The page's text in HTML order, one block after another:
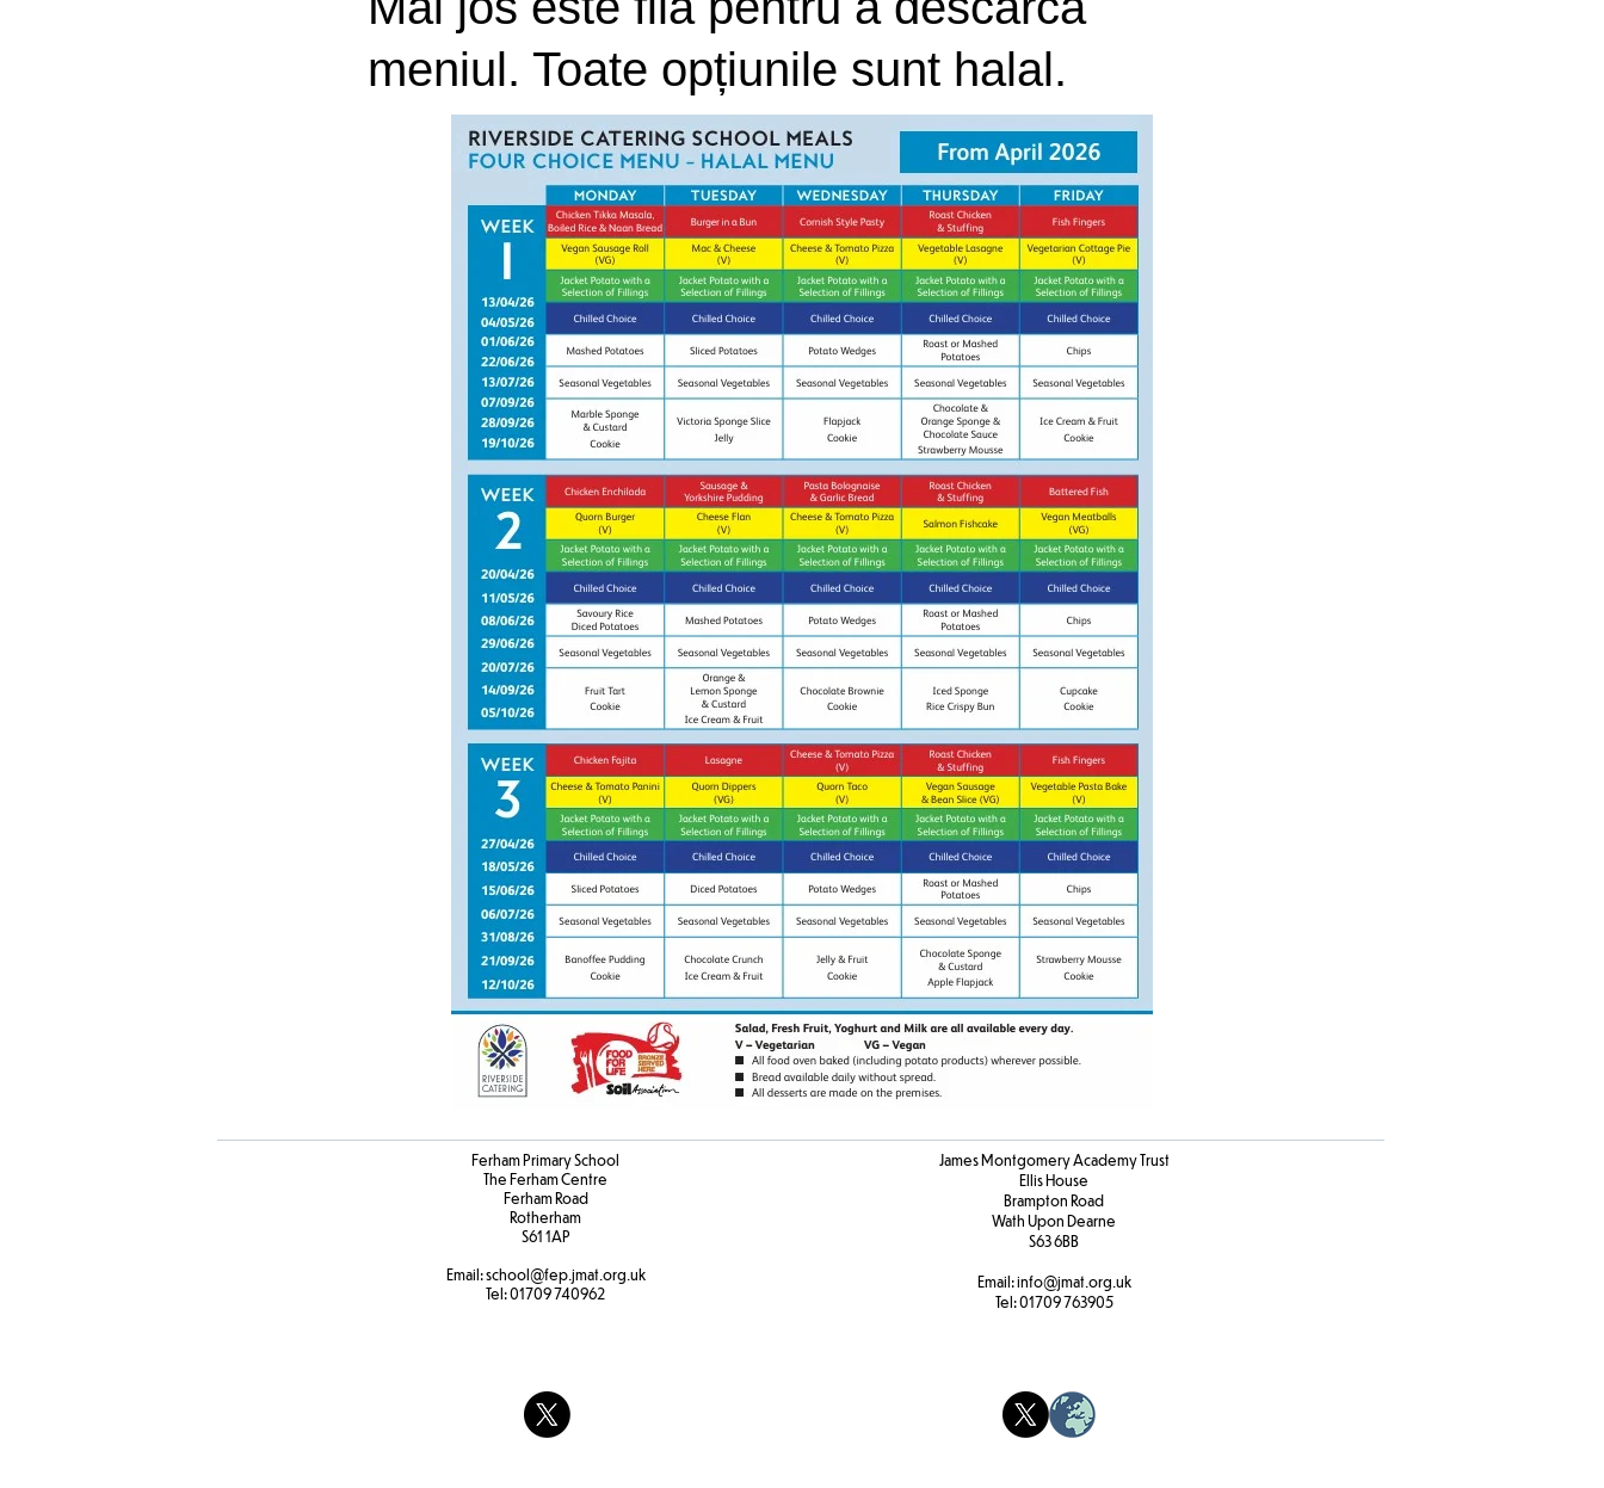
meniul. Toate opțiunile sunt halal.
Ferham Primary School
The Ferham Centre
Ferham Road
Rotherham
S61 1AP
Email:school@fep.jmat.org.uk
Tel:01709 740962
James Montgomery Academy Trust
Ellis House
Brampton Road
Wath Upon Dearne
S63 6BB
Email:info@jmat.org.uk
Tel:01709 763905